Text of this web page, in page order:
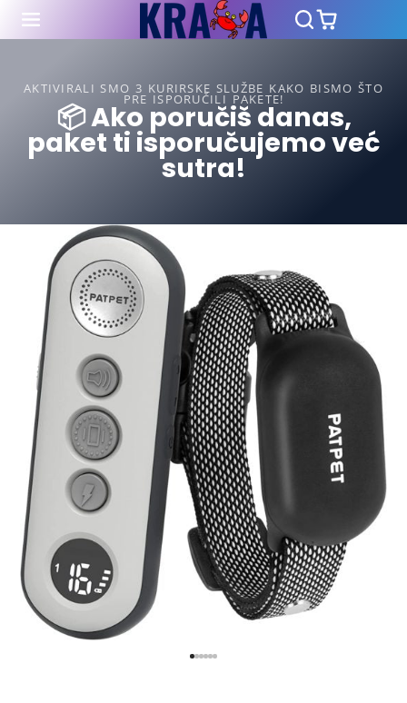
AKTIVIRALI SMO 3 KURIRSKE SLUŽBE KAKO BISMO ŠTO
PRE ISPORUČILI PAKETE!
📦 Ako poručiš danas,
paket ti isporučujemo već
sutra!